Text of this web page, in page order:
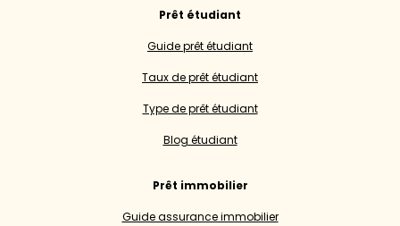
Prêt étudiant
Guide prêt étudiant
Taux de prêt étudiant
Type de prêt étudiant
Blog étudiant
Prêt immobilier
Guide assurance immobilier